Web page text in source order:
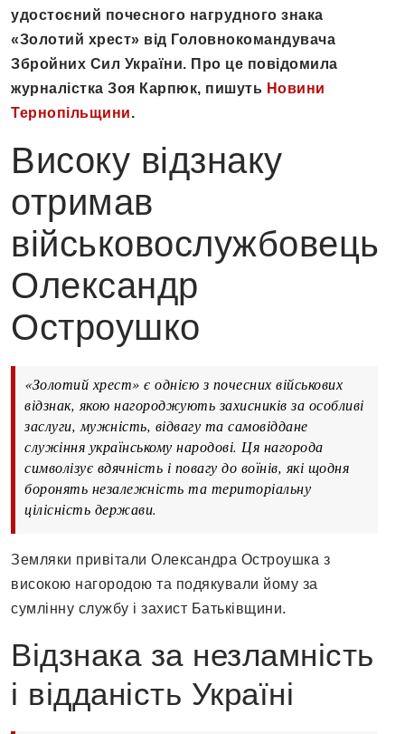
удостоєний почесного нагрудного знака
«Золотий хрест» від Головнокомандувача
Збройних Сил України. Про це повідомила
журналістка Зоя Карпюк, пишуть Новини
Тернопільщини.
Високу відзнаку
отримав
військовослужбовець
Олександр
Остроушко
«Золотий хрест» є однією з почесних військових
відзнак, якою нагороджують захисників за особливі
заслуги, мужність, відвагу та самовіддане
служіння українському народові. Ця нагорода
символізує вдячність і повагу до воїнів, які щодня
боронять незалежність та територіальну
цілісність держави.
Земляки привітали Олександра Остроушка з
високою нагородою та подякували йому за
сумлінну службу і захист Батьківщини.
Відзнака за незламність
і відданість Україні